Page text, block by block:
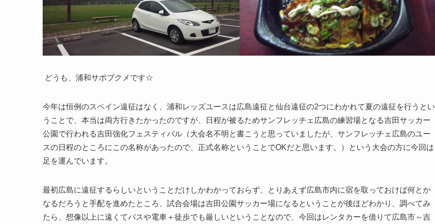
どうも、浦和サポブクメです☆
今年は恒例のスペイン遠征はなく、浦和レッズユースは広島遠征と仙台遠征の2つにわかれて夏の遠征を行うとい
うことで、本当は両方行きたかったのですが、日程が被るためサンフレッチェ広島の練習場となる吉田サッカー
公園で行われる吉田強化フェスティバル（大会名不明と書こうと思っていましたが、サンフレッチェ広島のユー
スの日程のところにこの名称があったので、正式名称ということでOKだと思います。）という大会の方に今回は
足を運んでいます。
最初広島に遠征するらしいということだけしかわかっておらず、とりあえず広島市内に宿を取っておけば何とか
なるだろうと手配を進めたところ、試合会場は吉田公園サッカー場になるということが後ほどわかり、調べてみ
たら、想像以上に遠くてバスや電車＋徒歩でも厳しいということなので、今回はレンタカーを借りて広島市～吉